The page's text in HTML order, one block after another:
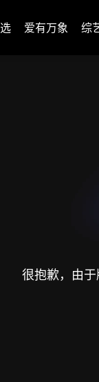
爱有万象 综
很抱歉，由